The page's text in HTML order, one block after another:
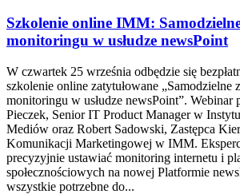
Szkolenie online IMM:
monitoringu w usłudze newsPoint
W czwartek 25 września odbędzie się
szkolenie online zatytułowane „Samodzielne
monitoringu w usłudze newsPoint”. Webinar
Pieczek, Senior IT Product Manager w
Mediów oraz Robert Sadowski, Zastępca
Komunikacji Marketingowej w IMM.
precyzyjnie ustawiać monitoring internetu i
społecznościowych na nowej Platformie
wszystkie potrzebne do...